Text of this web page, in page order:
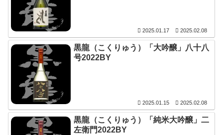
2025.01.17 2025.02.08
黒龍（こくりゅう）「大吟醸」八十八
号2022BY
2025.01.15 2025.02.08
黒龍（こくりゅう）「純米大吟醸」二
左衛門2022BY